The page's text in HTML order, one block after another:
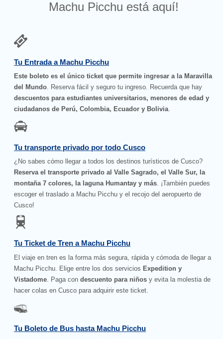
Machu Picchu está aquí!
Tu Entrada a Machu Picchu
Este boleto es el único ticket que permite ingresar a la Maravilla
del Mundo. Reserva fácil y seguro tu ingreso. Recuerda que hay
descuentos para estudiantes universitarios, menores de edad y
ciudadanos de Perú, Colombia, Ecuador y Bolivia.
Tu transporte privado por todo Cusco
¿No sabes cómo llegar a todos los destinos turísticos de Cusco?
Reserva el transporte privado al Valle Sagrado, el Valle Sur, la
montaña 7 colores, la laguna Humantay y más. ¡También puedes
escoger el traslado a Machu Picchu y el recojo del aeropuerto de
Cusco!
Tu Ticket de Tren a Machu Picchu
El viaje en tren es la forma más segura, rápida y cómoda de llegar a
Machu Picchu. Elige entre los dos servicios Expedition y
Vistadome . Paga condescuento para niños y evita la molestia de
hacer colas en Cusco para adquirir este ticket.
Tu Boleto de Bus hasta Machu Picchu